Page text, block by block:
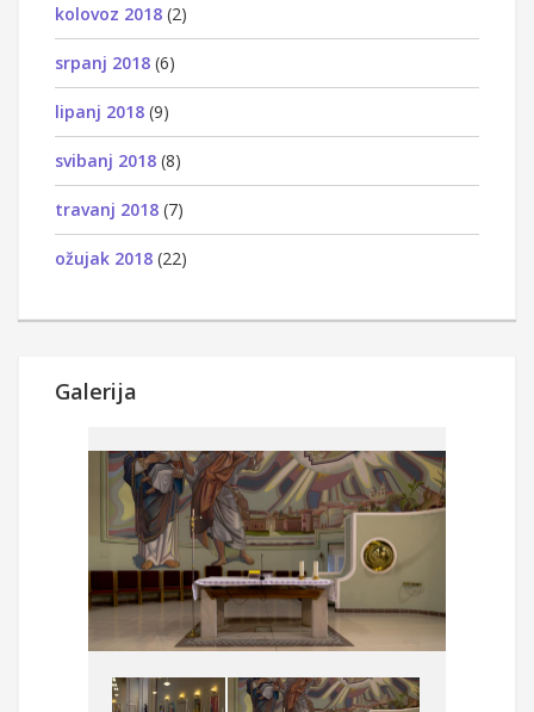
kolovoz 2018 (2)
srpanj 2018 (6)
lipanj 2018 (9)
svibanj 2018 (8)
travanj 2018 (7)
ožujak 2018 (22)
Galerija